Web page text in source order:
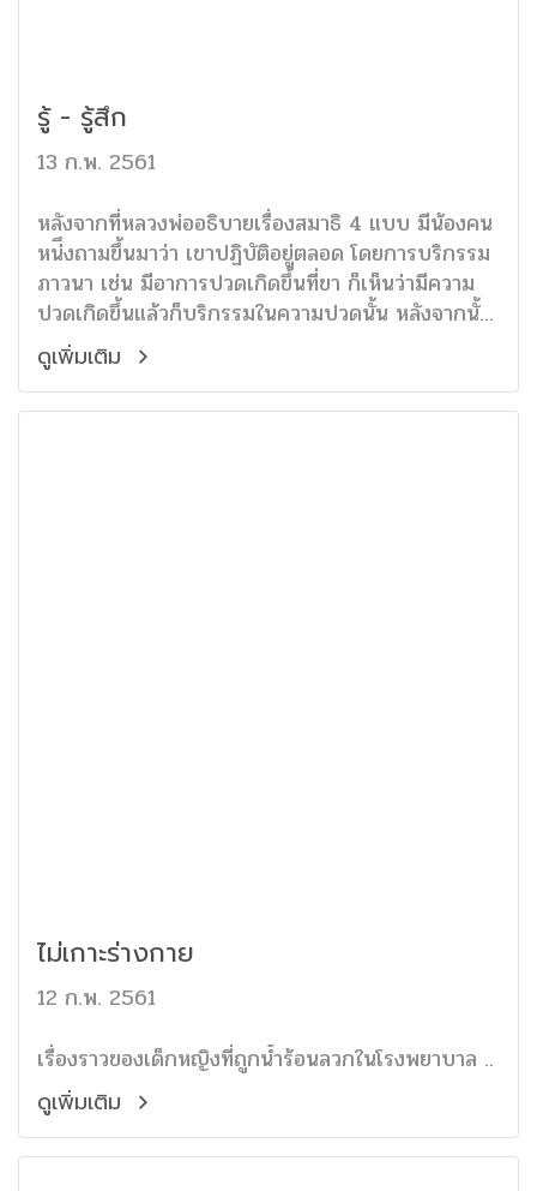
รู้ - รู้สึก
13 ก.พ. 2561
หลังจากที่หลวงพ่ออธิบายเรื่องสมาธิ 4 แบบ มีน้องคน
หน่ึงถามขึ้นมาว่า เขาปฏิบัติอยู่ตลอด โดยการบริกรรม
ภาวนา เช่น มีอาการปวดเกิดขึ้นที่ขา ก็เห็นว่ามีความ
ปวดเกิดขึ้นแล้วก็บริกรรมในความปวดนั้น หลังจากนั้น
ก็เห็นว่าความปวดหายไป
ดูเพิ่มเติม
ไม่เกาะร่างกาย
12 ก.พ. 2561
เรื่องราวของเด็กหญิงที่ถูกน้ำร้อนลวกในโรงพยาบาล ..
ดูเพิ่มเติม